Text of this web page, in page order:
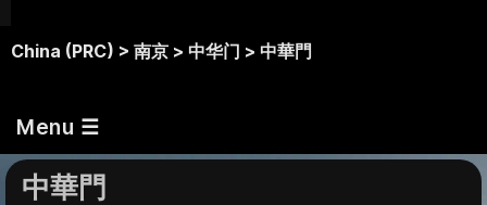
China (PRC) > 南京 > 中华门 > 中華門
Menu ☰
中華門